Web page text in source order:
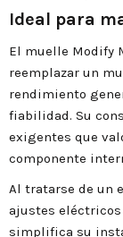
Ideal para
El muelle Modify
reemplazar un
rendimiento
fiabilidad. Su
exigentes que
componente
Al tratarse de un
ajustes
simplifica su